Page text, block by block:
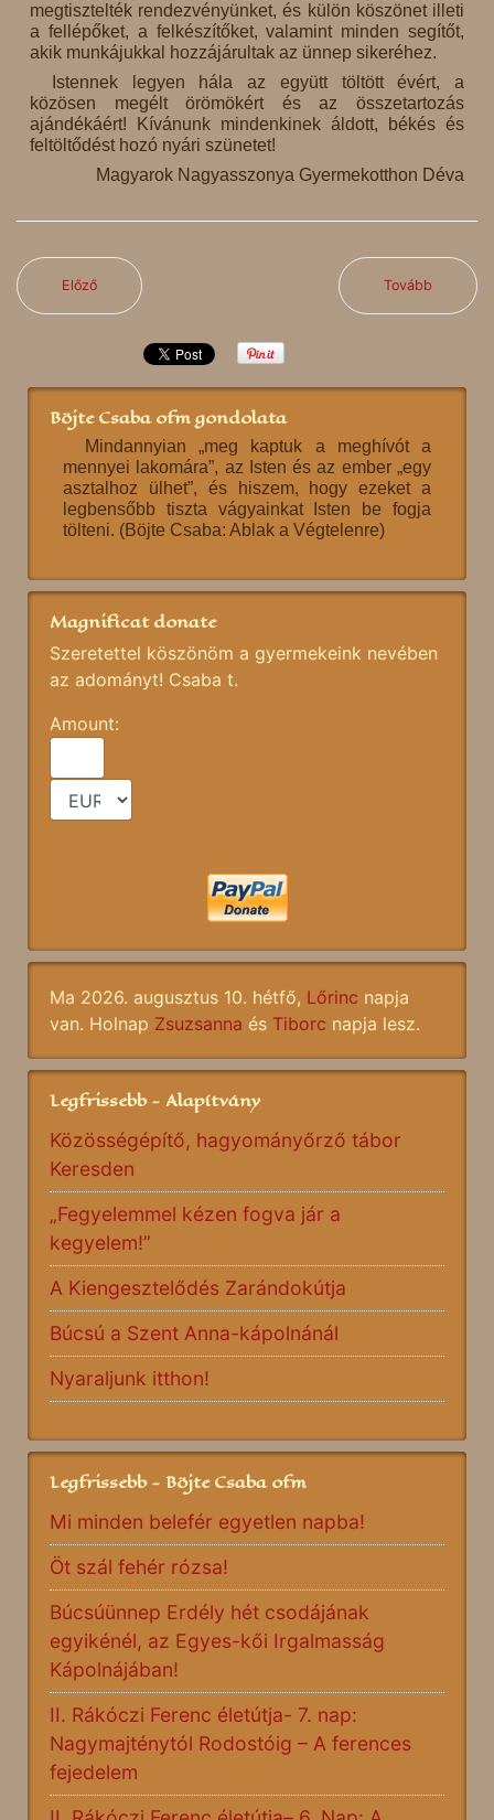
megtisztelték rendezvényünket, és külön köszönet illeti
a fellépőket, a felkészítőket, valamint minden segítőt,
akik munkájukkal hozzájárultak az ünnep sikeréhez.
Istennek legyen hála az együtt töltött évért, a
közösen megélt örömökért és az összetartozás
ajándékáért! Kívánunk mindenkinek áldott, békés és
feltöltődést hozó nyári szünetet!
Magyarok Nagyasszonya Gyermekotthon Déva
Előző Tovább
Böjte Csaba ofm gondolata
Mindannyian „meg kaptuk a meghívót a
mennyei lakomára”, az Isten és az ember „egy
asztalhoz ülhet”, és hiszem, hogy ezeket a
legbensőbb tiszta vágyainkat Isten be fogja
tölteni. (Böjte Csaba: Ablak a Végtelenre)
Magnificat donate
Szeretettel köszönöm a gyermekeink nevében
az adományt! Csaba t.
Amount:
Ma 2026. augusztus 10. hétfő, Lőrinc napja
van. Holnap Zsuzsanna és Tiborc napja lesz.
Legfrissebb - Alapítvány
Közösségépítő, hagyományőrző tábor
Keresden
„Fegyelemmel kézen fogva jár a
kegyelem!”
A Kiengesztelődés Zarándokútja
Búcsú a Szent Anna-kápolnánál
Nyaraljunk itthon!
Legfrissebb - Böjte Csaba ofm
Mi minden belefér egyetlen napba!
Öt szál fehér rózsa!
Búcsúünnep Erdély hét csodájának
egyikénél, az Egyes-kői Irgalmasság
Kápolnájában!
II. Rákóczi Ferenc életútja- 7. nap:
Nagymajténytól Rodostóig – A ferences
fejedelem